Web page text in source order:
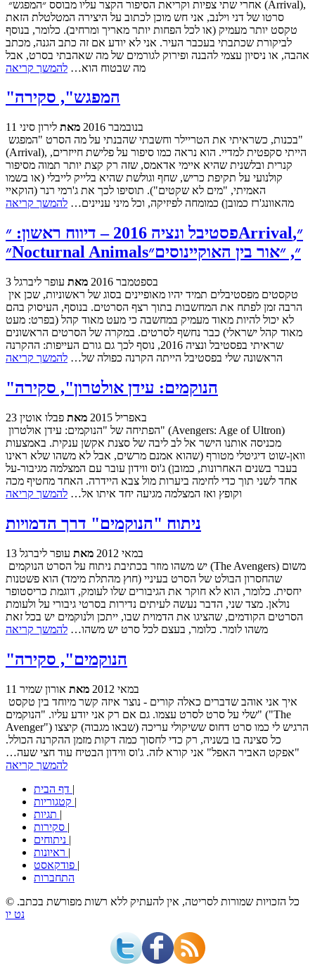
סרטו של דני וילנב, אני חש מוכן לכתוב על היצירה המטלטלת הזאת
טקסט יותר מעמיק (או לכל הפחות יותר מאריך ומרחיב). כלומר, בנוסף
לביקורת שכתבתי בעכבר העיר. אני לא יודע אם זה כתב הגנה, מכתב
אהבה, או ניסיון עצמי להבנה ופירוק לגורמים של מה שאהבתי בסרט, אבל
מה שבטוח הוא… להמשך קריאה
"המפגש", סקירה
11 בנובמבר 2016 מאת לירון סיני
(Arrival), הייתי סקפטית למדיי. הוא נראה כמו סיפור על פלישת חייזרים,
קנרית ובלשנית שהיא איימי אדאמס, שזה רק קצת יותר תמוה מסיפור
קולנועי על תקיפת כריש, שחף וגולשת שהיא בלייק לייבלי (או בשמו
האמיתי, "מים לא שקטים"). תוסיפו לכך את ג'רמי רנר (הוקאיי
מהאוונג'רז כמובן) כמומחה לפיזיקה, וכל מיני עניינים… להמשך קריאה
פסטיבל ונציה 2016 – דיווח ראשון: ״Arrival״,
״Nocturnal Animals״, ״אור בין האוקיינוסים״
3 בספטמבר 2016 מאת עופר ליברגל
הרבה זמן לפתח את המחשבות בתוך רצף הסרטים. בנוסף, העיסוק בהם
לא יכול להיות מאוד מעמיק במחשבה כי מעט מאוד קהל (בפרט: מעט
מאוד קהל ישראלי) כבר נחשף לסרטים. במקרה של הסרטים הראשונים
שראיתי בפסטיבל ונציה 2016, נוסף לכך גם גורם העייפות: ההקרנה
הראשונה שלי בפסטיבל הייתה הקרנה כפולה של… להמשך קריאה
"הנוקמים: עידן אולטרון", סקירה
23 באפריל 2015 מאת פבלו אוטין
מכניסה אותנו הישר אל לב ליבה של סצנת אקשן ענקית. באמצעות
וואן-שוט דיגיטלי מטורף (שהוא אמנם מרשים, אבל לא משהו שלא ראינו
בעבר בשנים האחרונות, כמובן) ג'וס ווידון עובר עם המצלמה מגיבור-על
אחד לשני תוך כדי לחימה ביערות מול צבא היידרה. האחד מחטיף מכה
וקופץ ואז המצלמה מגיעה יחד איתו אל… להמשך קריאה
ניתוח "הנוקמים" דרך הדמויות
13 במאי 2012 מאת עופר ליברגל
שהחסרון הבולט של הסרט בעיניי (חוץ מהתלת מימד) הוא פשטנות
יחסית. כלומר, הוא לא חוקר את הגיבורים שלו לעומק, דוגמת כריסטופר
נולאן. מצד שני, הדבר נעשה לעיתים נדירות בסרטי גיבורי על ולעומת
הסרטים הקודמים, שהציגו את הדמוית שבו, ייתכן ולנוקמים יש בכל זאת
משהו לומר. כלומר, בעצם לכל סרט יש משהו… להמשך קריאה
"הנוקמים", סקירה
11 במאי 2012 מאת אורון שמיר
שלי על סרט לסרט עצמו. גם אם רק אני יודע עליו. "הנוקמים" ("The
Avenger") הרגיש לי כמו סרט דחוס ששיקולי עריכה (שבאו מגבוה) קיצצו
כל סצינה בו בשניה, רק כדי לחסוך כמה דקות מזמן ההקרנה הכולל.
"אפקט האביר האפל" אני קורא לזה. ג'וס ווידון הבטיח עוד חצי שעה…
להמשך קריאה
|
|
|
|
|
|
|
התחברות
© כל הזכויות שמורות לסריטה, אין להעתיק ללא רשות מפורשת בכתב.
נט יו